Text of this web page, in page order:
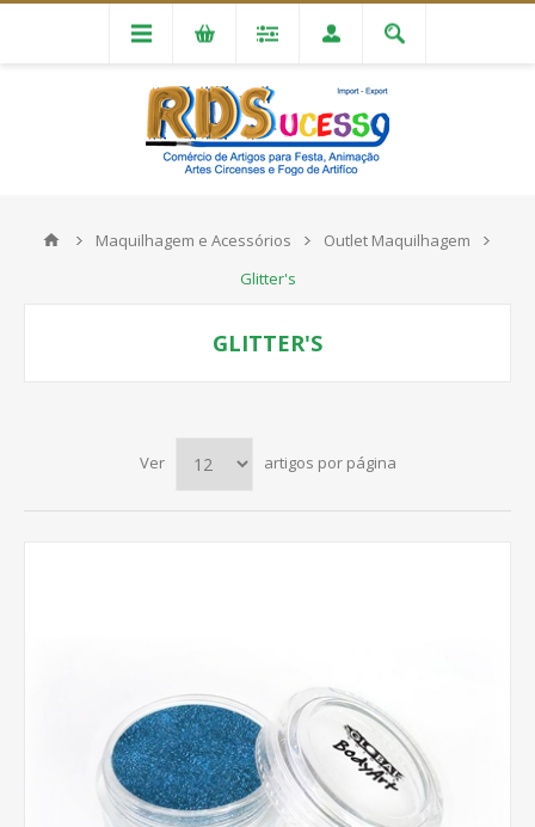
Maquilhagem e Acessórios
Outlet Maquilhagem
Glitter's
GLITTER'S
Ver artigos por página